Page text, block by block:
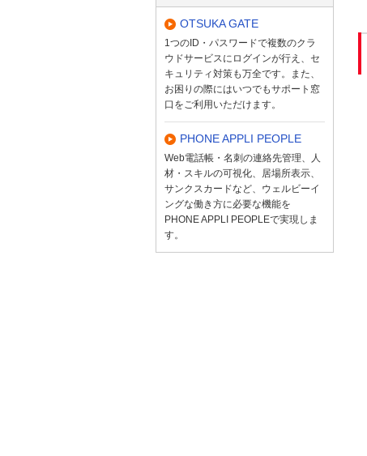
OTSUKA GATE
1つのID・パスワードで複数のクラ
ウドサービスにログインが行え、セ
キュリティ対策も万全です。また、
お困りの際にはいつでもサポート窓
口をご利用いただけます。
PHONE APPLI PEOPLE
Web電話帳・名刺の連絡先管理、人
材・スキルの可視化、居場所表示、
サンクスカードなど、ウェルビーイ
ングな働き方に必要な機能を
PHONE APPLI PEOPLEで実現しま
す。